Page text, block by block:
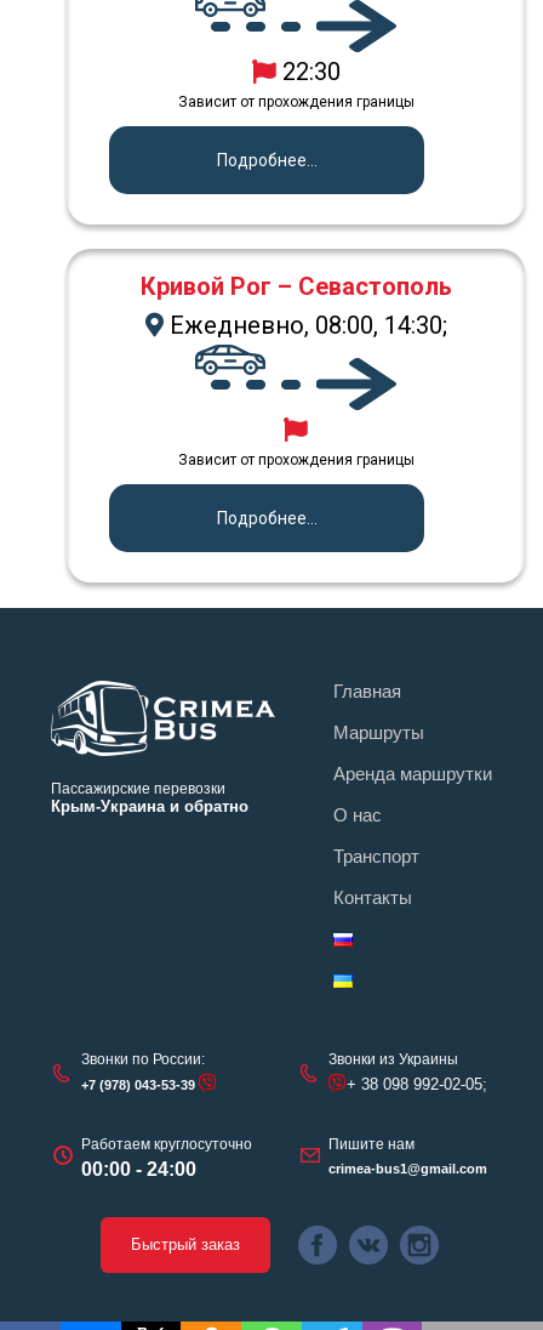
22:30
Зависит от прохождения границы
Подробнее...
Кривой Рог – Севастополь
Ежедневно, 08:00, 14:30;
Зависит от прохождения границы
Подробнее...
Пассажирские перевозки
Крым-Украина и обратно
Главная
Маршруты
Аренда маршрутки
О нас
Транспорт
Контакты
Звонки по России:
+7 (978) 043-53-39
Работаем круглосуточно
00:00 - 24:00
Звонки из Украины
+ 38 098 992-02-05;
Пишите нам
crimea-bus1@gmail.com
Быстрый заказ